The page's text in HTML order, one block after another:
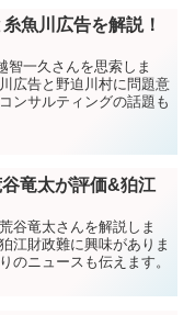
魚川広告を解説！
智一久さんを思索しま
広告と野迫川村に問題意
ンサルティングの話題も
竜太が評価&狛江
谷竜太さんを解説しま
江財政難に興味がありま
のニュースも伝えます。